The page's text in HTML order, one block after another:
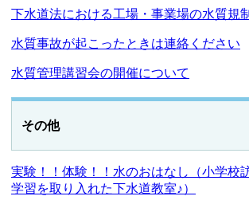
下水道法における工場・事業場の水質規
水質事故が起こったときは連絡ください
水質管理講習会の開催について
その他
実験！！体験！！水のおはなし（小学校
学習を取り入れた下水道教室♪）